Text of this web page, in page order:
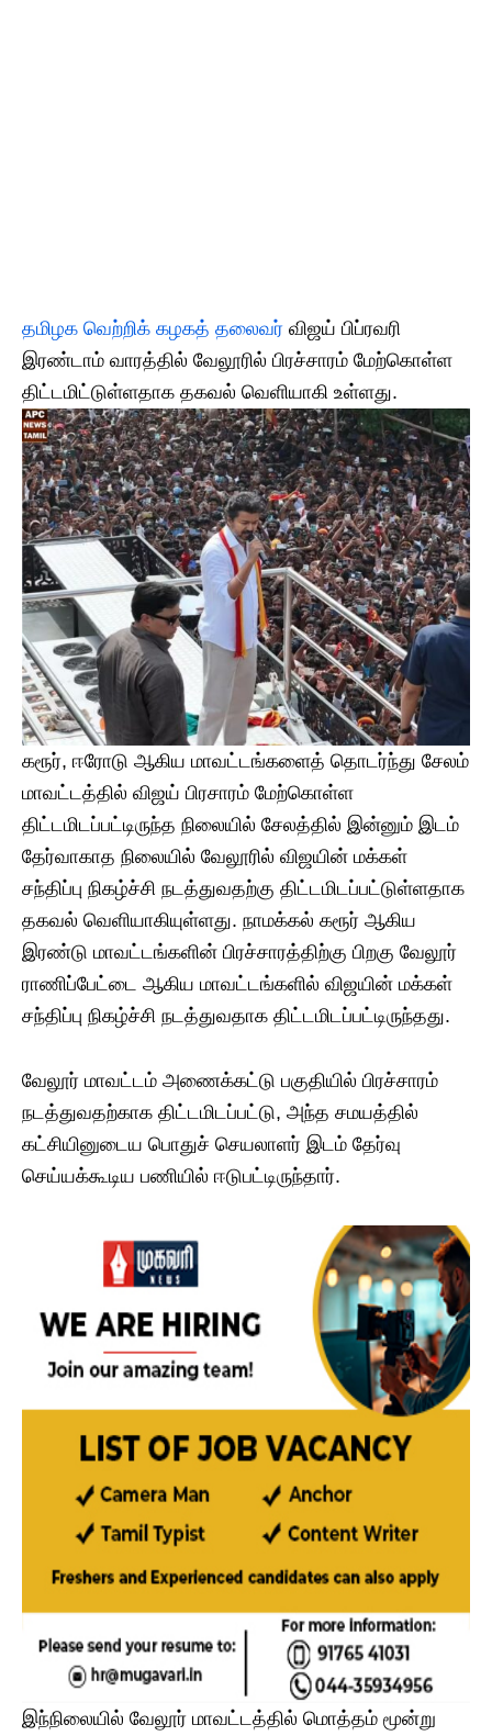
தமிழக வெற்றிக் கழகத் தலைவர் விஜய் பிப்ரவரி
இரண்டாம் வாரத்தில் வேலூரில் பிரச்சாரம் மேற்கொள்ள
திட்டமிட்டுள்ளதாக தகவல் வெளியாகி உள்ளது.
கரூர், ஈரோடு ஆகிய மாவட்டங்களைத் தொடர்ந்து சேலம்
மாவட்டத்தில் விஜய் பிரசாரம் மேற்கொள்ள
திட்டமிடப்பட்டிருந்த நிலையில் சேலத்தில் இன்னும் இடம்
தேர்வாகாத நிலையில் வேலூரில் விஜயின் மக்கள்
சந்திப்பு நிகழ்ச்சி நடத்துவதற்கு திட்டமிடப்பட்டுள்ளதாக
தகவல் வெளியாகியுள்ளது. நாமக்கல் கரூர் ஆகிய
இரண்டு மாவட்டங்களின் பிரச்சாரத்திற்கு பிறகு வேலூர்
ராணிப்பேட்டை ஆகிய மாவட்டங்களில் விஜயின் மக்கள்
சந்திப்பு நிகழ்ச்சி நடத்துவதாக திட்டமிடப்பட்டிருந்தது.
வேலூர் மாவட்டம் அணைக்கட்டு பகுதியில் பிரச்சாரம்
நடத்துவதற்காக திட்டமிடப்பட்டு, அந்த சமயத்தில்
கட்சியினுடைய பொதுச் செயலாளர் இடம் தேர்வு
செய்யக்கூடிய பணியில் ஈடுபட்டிருந்தார்.
இந்நிலையில் வேலூர் மாவட்டத்தில் மொத்தம் மூன்று